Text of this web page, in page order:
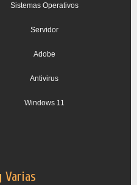
Sistemas Operativos
Servidor
Adobe
Antivirus
Windows 11
Varias